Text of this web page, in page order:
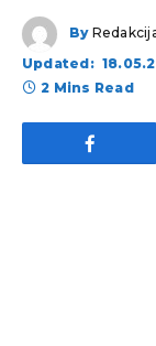
By
Updated:
2 Mins Read